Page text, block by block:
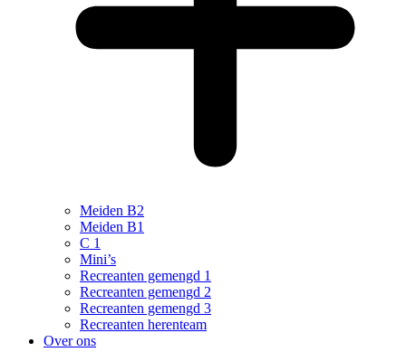
Meiden B2
Meiden B1
C 1
Mini’s
Recreanten gemengd 1
Recreanten gemengd 2
Recreanten gemengd 3
Recreanten herenteam
Over ons